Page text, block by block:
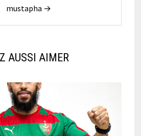
mustapha →
AUSSI AIMER